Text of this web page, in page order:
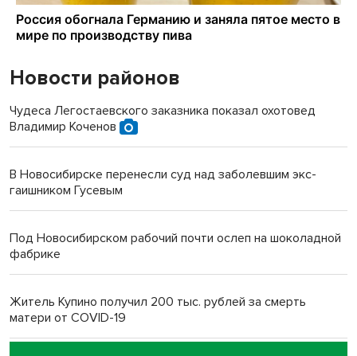
Новости районов
Чудеса Легостаевского заказника показал охотовед
Владимир Коченов
В Новосибирске перенесли суд над заболевшим экс-
гаишником Гусевым
Под Новосибирском рабочий почти ослеп на шоколадной
фабрике
Житель Купино получил 200 тыс. рублей за смерть
матери от COVID-19